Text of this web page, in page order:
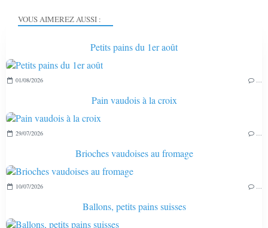
VOUS AIMEREZ AUSSI :
Petits pains du 1er août
01/08/2026
Pain vaudois à la croix
29/07/2026
Brioches vaudoises au fromage
10/07/2026
Ballons, petits pains suisses